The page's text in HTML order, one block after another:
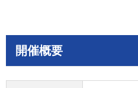
開催概要